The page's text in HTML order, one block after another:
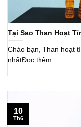
Tại Sao Than Hoạt
Chào bạn, Than hoạt
nhấtĐọc thêm...
10
Th6